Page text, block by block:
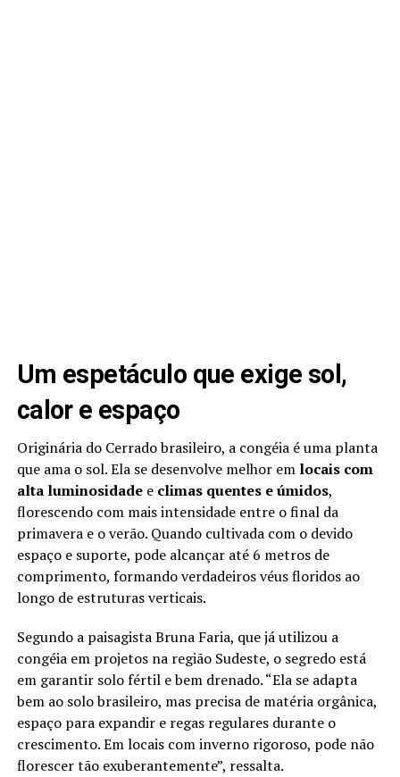
Um espetáculo que exige sol,
calor e espaço
Originária do Cerrado brasileiro, a congéia é uma planta
que ama o sol. Ela se desenvolve melhor em locais com
alta luminosidadee climas quentes e úmidos,
florescendo com mais intensidade entre o final da
primavera e o verão. Quando cultivada com o devido
espaço e suporte, pode alcançar até 6 metros de
comprimento, formando verdadeiros véus floridos ao
longo de estruturas verticais.
Segundo a paisagista Bruna Faria, que já utilizou a
congéia em projetos na região Sudeste, o segredo está
em garantir solo fértil e bem drenado. “Ela se adapta
bem ao solo brasileiro, mas precisa de matéria orgânica,
espaço para expandir e regas regulares durante o
crescimento. Em locais com inverno rigoroso, pode não
florescer tão exuberantemente”, ressalta.